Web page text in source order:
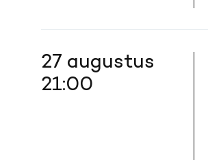
27 augustus
21:00